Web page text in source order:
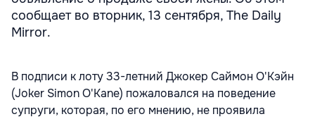
сообщает во вторник, 13 сентября, The Daily
Mirror.
В подписи к лоту 33-летний Джокер Саймон О'Кэйн
(Joker Simon O'Kane) пожаловался на поведение
супруги, которая, по его мнению, не проявила